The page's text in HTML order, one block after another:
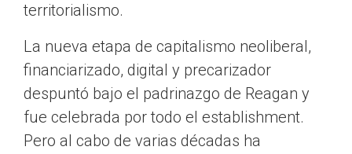
territorialismo.
La nueva etapa de capitalismo neoliberal,
financiarizado, digital y precarizador
despuntó bajo el padrinazgo de Reagan y
fue celebrada por todo el establishment.
Pero al cabo de varias décadas ha